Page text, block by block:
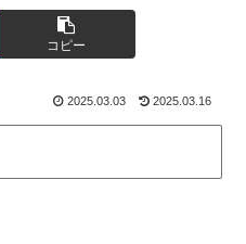
コピー
2025.03.03 2025.03.16